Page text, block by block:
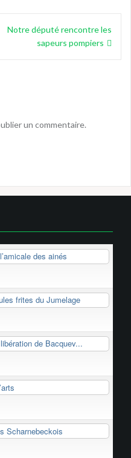
Notre député rencontre les
sapeurs pompiers
un commentaire.
des ainés
frites du Jumelage
de Bacquev...
Scharnebeckois